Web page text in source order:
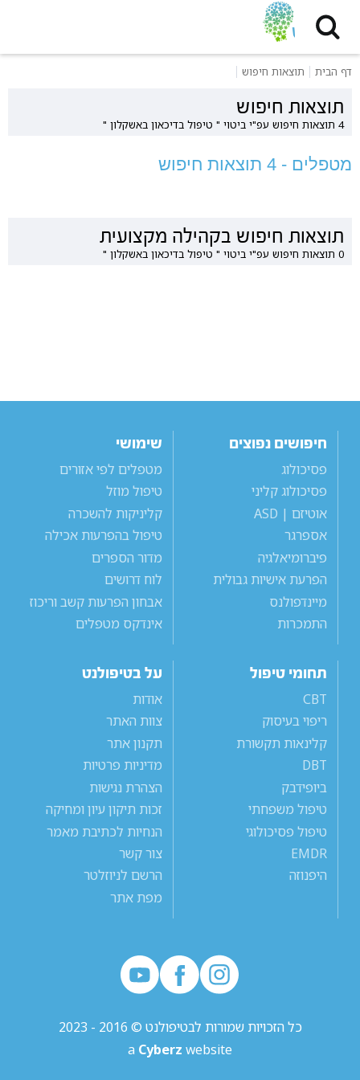
דף הבית תוצאות חיפוש
תוצאות חיפוש
4 תוצאות חיפוש עפ"י ביטוי " טיפול בדיכאון באשקלון "
מטפלים - 4 תוצאות חיפוש
תוצאות חיפוש בקהילה מקצועית
0 תוצאות חיפוש עפ"י ביטוי " טיפול בדיכאון באשקלון "
חיפושים נפוצים
פסיכולוג
פסיכולוג קליני
אוטיזם | ASD
אספרגר
פיברומיאלגיה
הפרעת אישיות גבולית
מיינדפולנס
התמכרות
שימושי
מטפלים לפי אזורים
טיפול מוזל
קליניקות להשכרה
טיפול בהפרעות אכילה
מדור הספרים
לוח דרושים
אבחון הפרעות קשב וריכוז
אינדקס מטפלים
תחומי טיפול
CBT
ריפוי בעיסוק
קלינאות תקשורת
DBT
ביופידבק
טיפול משפחתי
טיפול פסיכולוגי
EMDR
היפנוזה
על בטיפולנט
אודות
צוות האתר
תקנון אתר
מדיניות פרטיות
הצהרת נגישות
זכות תיקון עיון ומחיקה
הנחיות לכתיבת מאמר
צור קשר
הרשם לניוזלטר
מפת אתר
כל הזכויות שמורות לבטיפולנט © 2016 - 2023
a Cyberz website